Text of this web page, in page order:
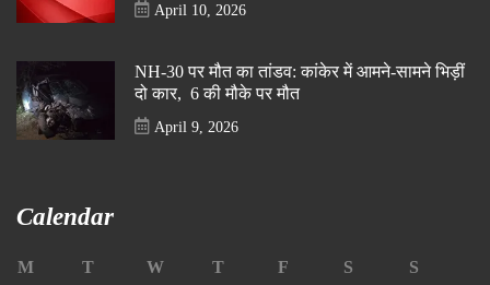
April 10, 2026
NH-30 पर मौत का तांडव: कांकेर में आमने-सामने भिड़ीं
दो कार, 6 की मौके पर मौत
April 9, 2026
Calendar
M T W T F S
S